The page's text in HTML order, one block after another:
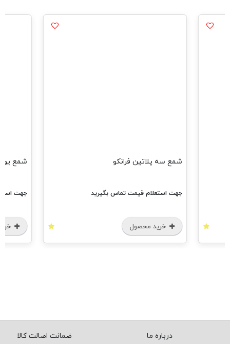
شمع سه پلاتین فرانکو
جهت استعلام قیمت تماس بگیرید
خرید محصول
شمع یورو4
جهت
درباره ما ضمانت اصالت کالا